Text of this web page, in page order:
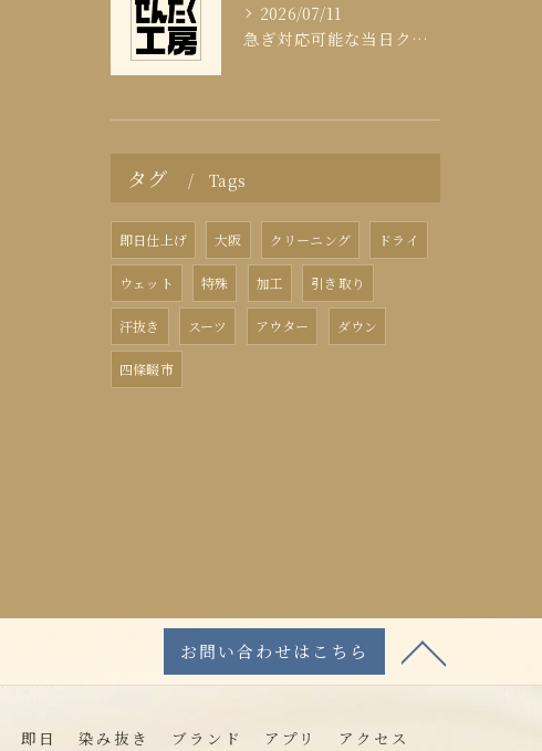
2026/07/11
急ぎ対応可能な当日クリーニングの実態
タグ Tags
即日仕上げ 大阪 クリーニング ドライ
ウェット 特殊 加工 引き取り
汗抜き スーツ アウター ダウン
四條畷市
お問い合わせはこちら
即日 染み抜き ブランド アプリ アクセス